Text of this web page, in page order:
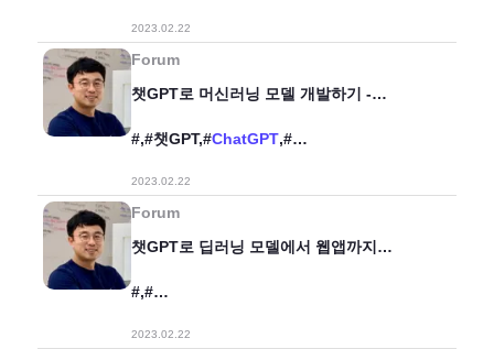
2023.02.22
Forum
챗GPT로 머신러닝 모델 개발하기 -
#,#챗GPT,#ChatGPT,#
2023.02.22
Forum
챗GPT로 딥러닝 모델에서 웹앱까지
#,#
Gradio,#HuggingFace,#
2023.02.22